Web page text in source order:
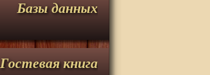
Базы данных
Гостевая книга